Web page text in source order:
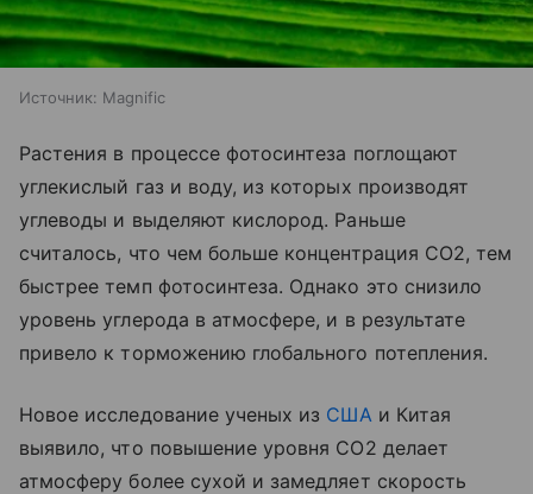
Источник: Magnific
Растения в процессе фотосинтеза поглощают
углекислый газ и воду, из которых производят
углеводы и выделяют кислород. Раньше
считалось, что чем больше концентрация CO2, тем
быстрее темп фотосинтеза. Однако это снизило
уровень углерода в атмосфере, и в результате
привело к торможению глобального потепления.
Новое исследование ученых из США и Китая
выявило, что повышение уровня СО2 делает
атмосферу более сухой и замедляет скорость